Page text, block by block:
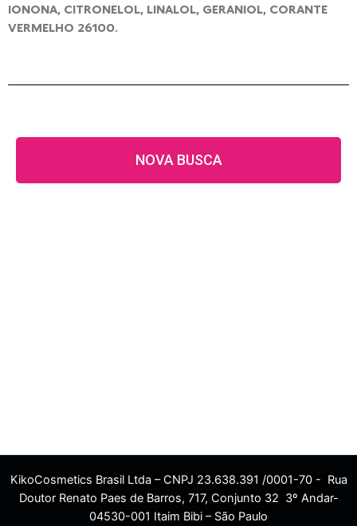
IONONA, CITRONELOL, LINALOL, GERANIOL, CORANTE
VERMELHO 26100.
NOVA BUSCA
KikoCosmetics Brasil Ltda – CNPJ 23.638.391 /0001-70 - Rua
Doutor Renato Paes de Barros, 717, Conjunto 32 3º Andar-
04530-001 Itaim Bibi – São Paulo